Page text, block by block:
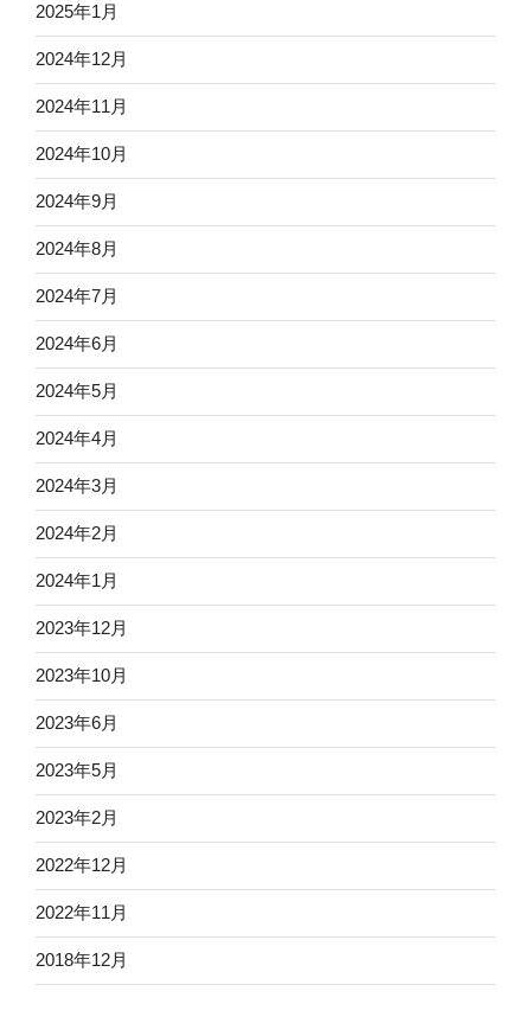
2025年1月
2024年12月
2024年11月
2024年10月
2024年9月
2024年8月
2024年7月
2024年6月
2024年5月
2024年4月
2024年3月
2024年2月
2024年1月
2023年12月
2023年10月
2023年6月
2023年5月
2023年2月
2022年12月
2022年11月
2018年12月